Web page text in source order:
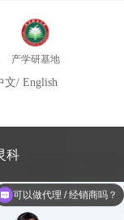
产学研基地
文/English
科
可以做代理 / 经销商吗？